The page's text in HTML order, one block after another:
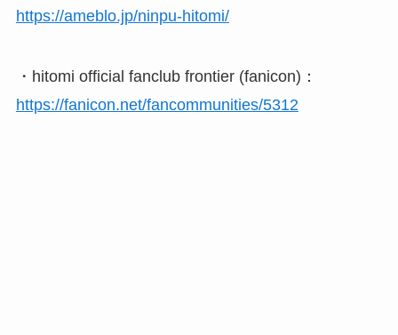
https://ameblo.jp/ninpu-hitomi/
・hitomi official fanclub frontier (fanicon)：
https://fanicon.net/fancommunities/5312